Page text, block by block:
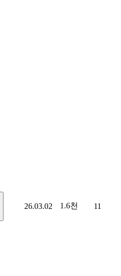
26.03.02 1.6천 11